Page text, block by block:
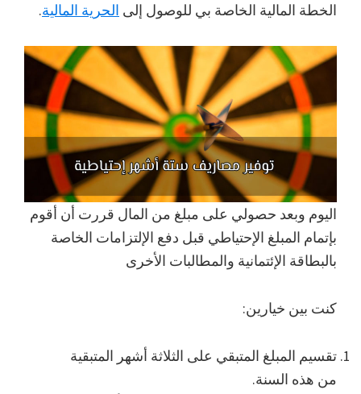
الخطة المالية الخاصة بي للوصول إلى الحرية المالية.
اليوم وبعد حصولي على مبلغ من المال قررت أن أقوم
بإتمام المبلغ الإحتياطي قبل دفع الإلتزامات الخاصة
بالبطاقة الإئتمانية والمطالبات الأخرى
كنت بين خيارين:
تقسيم المبلغ المتبقي على الثلاثة أشهر المتبقية
من هذه السنة.